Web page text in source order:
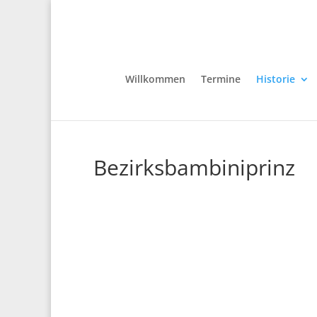
Willkommen Termine Historie
Bezirksbambiniprinz